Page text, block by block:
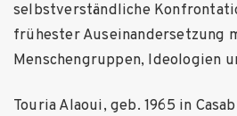
selbstverständliche
frühester Auseinandersetzung
Menschengruppen, Ideologien
Touria Alaoui, geb. 1965 in